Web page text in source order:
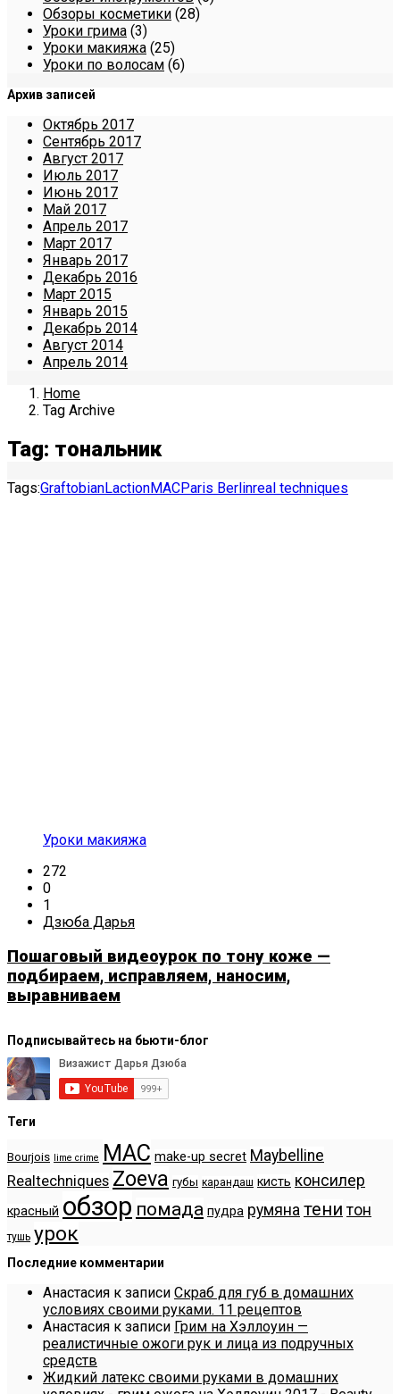
Обзоры косметики (28)
Уроки грима (3)
Уроки макияжа (25)
Уроки по волосам (6)
Архив записей
Октябрь 2017
Сентябрь 2017
Август 2017
Июль 2017
Июнь 2017
Май 2017
Апрель 2017
Март 2017
Январь 2017
Декабрь 2016
Март 2015
Январь 2015
Декабрь 2014
Август 2014
Апрель 2014
Home
Tag Archive
Tag: тональник
Tags:GraftobianLactionMACParis Berlinreal techniques
Уроки макияжа
272
0
1
Дзюба Дарья
Пошаговый видеоурок по тону коже —
подбираем, исправляем, наносим,
выравниваем
Подписывайтесь на бьюти-блог
Теги
Bourjois lime crime MAC make-up secret Maybelline
Realtechniques Zoeva губы карандаш кисть консилер
красный обзор помада пудра румяна тени тон
тушь урок
Последние комментарии
Анастасия к записи Скраб для губ в домашних
условиях своими руками. 11 рецептов
Анастасия к записи Грим на Хэллоуин —
реалистичные ожоги рук и лица из подручных
средств
Жидкий латекс своими руками в домашних